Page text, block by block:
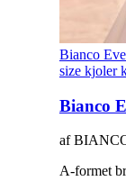
Bianco
size kjoler
Bianco
af
A-formet